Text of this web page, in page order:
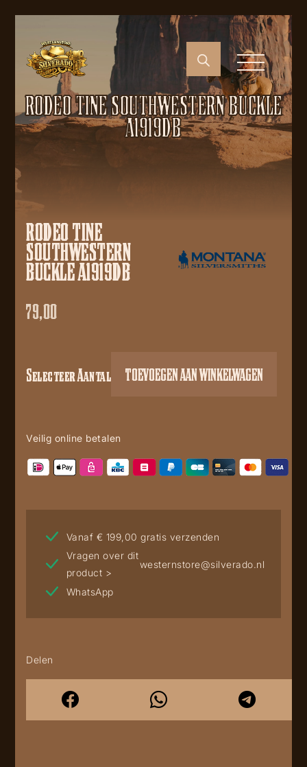
RODEO TINE SOUTHWESTERN BUCKLE
A1919DB
RODEO TINE
SOUTHWESTERN
BUCKLE A1919DB
79,00
Rodeo
Buckle
aantal
Selecteer Aantal TOEVOEGEN AAN WINKELWAGEN
Veilig online betalen
Vanaf € 199,00 gratis verzenden
Vragen over dit
product >
westernstore@silverado.nl
WhatsApp
Delen